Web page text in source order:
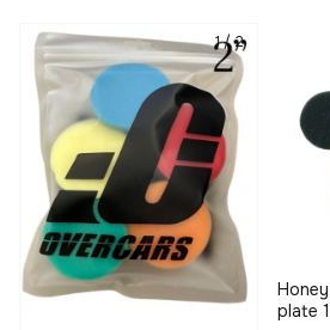
1/2
plate
OFERTA ESPECIAL
Jugá y
Prueba tu suerte y consigue
ENVIO GRATIS
SEGUI PARTICIPAND